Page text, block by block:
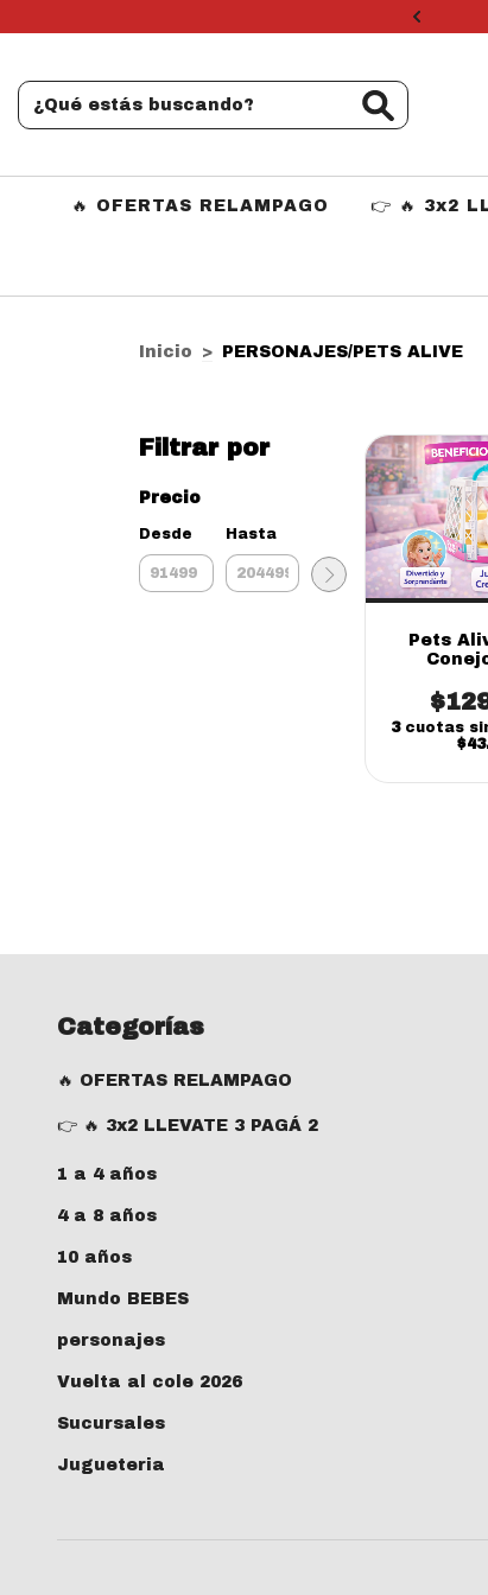
🔥 OFERTAS RELAMPAGO 👉 🔥 3x2
Inicio > PERSONAJES/PETS ALIVE
Filtrar por
Precio
Desde Hasta
Pets
3 cuotas
Categorías
🔥 OFERTAS RELAMPAGO
👉 🔥 3x2 LLEVATE 3 PAGÁ 2
1 a 4 años
4 a 8 años
10 años
Mundo BEBES
personajes
Vuelta al cole 2026
Sucursales
Jugueteria